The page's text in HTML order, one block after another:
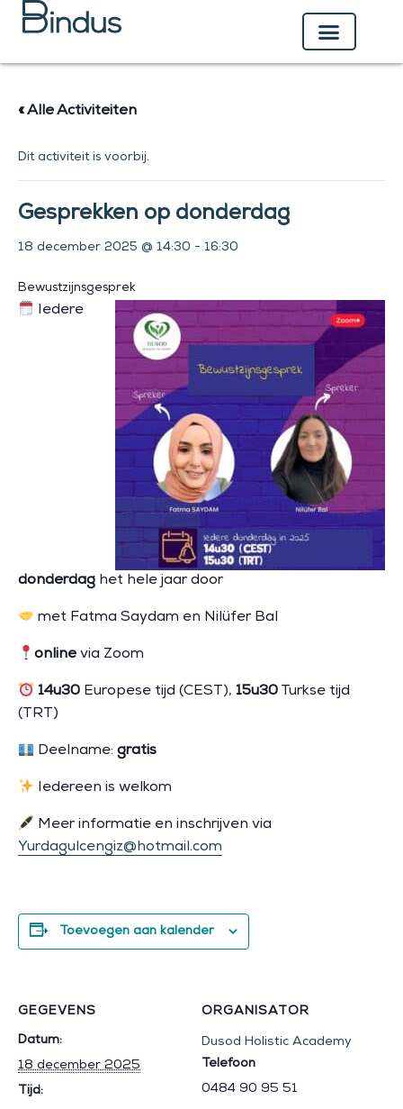
naar
« Alle Activiteiten
Dit activiteit is voorbij.
Gesprekken op donderdag
18 december 2025 @ 14:30 - 16:30
Bewustzijnsgesprek
Iedere
donderdag het hele jaar door
met Fatma Saydam en Nilüfer Bal
onlinevia Zoom
14u30 Europese tijd (CEST), 15u30 Turkse tijd
(TRT)
Deelname: gratis
Iedereen is welkom
Meer informatie en inschrijven via
Yurdagulcengiz@hotmail.com
Toevoegen aan kalender
GEGEVENS
Datum:
18 december 2025
Tijd:
ORGANISATOR
Dusod Holistic Academy
Telefoon
0484 90 95 51